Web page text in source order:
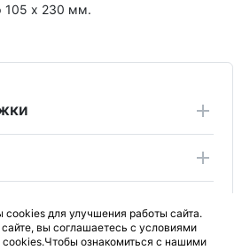
105 х 230 мм.
для улучшения работы сайта.
вы соглашаетесь с условиями
cookies.Чтобы ознакомиться с нашими